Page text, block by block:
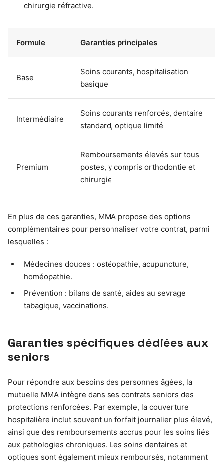
chirurgie réfractive.
Formule Garanties principales
Base
Soins courants, hospitalisation
basique
Intermédiaire
Soins courants renforcés, dentaire
standard, optique limité
Premium
Remboursements élevés sur tous
postes, y compris orthodontie et
chirurgie
En plus de ces garanties, MMA propose des options
complémentaires pour personnaliser votre contrat, parmi
lesquelles :
Médecines douces : ostéopathie, acupuncture,
homéopathie.
Prévention : bilans de santé, aides au sevrage
tabagique, vaccinations.
Garanties spécifiques dédiées aux
seniors
Pour répondre aux besoins des personnes âgées, la
mutuelle MMA intègre dans ses contrats seniors des
protections renforcées. Par exemple, la couverture
hospitalière inclut souvent un forfait journalier plus élevé,
ainsi que des remboursements accrus pour les soins liés
aux pathologies chroniques. Les soins dentaires et
optiques sont également mieux remboursés, notamment